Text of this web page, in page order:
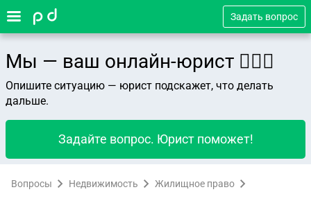
Задать вопрос
Мы — ваш онлайн-юрист 👨🏻‍⚖️
Опишите ситуацию — юрист подскажет, что делать
дальше.
Задайте вопрос. Юрист поможет!
Вопросы Недвижимость Жилищное право